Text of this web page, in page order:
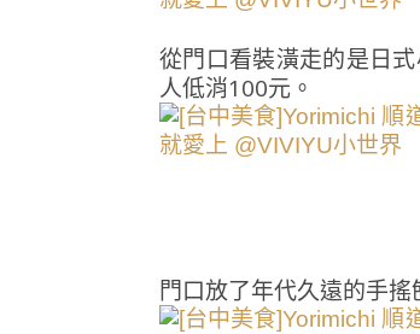
從門口看裝潢走的是日
人低消100元。
門口放了年代久遠的手